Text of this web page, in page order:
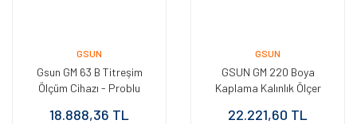
GSUN
Gsun GM 63 B Titreşim
Ölçüm Cihazı - Problu
18.888,36 TL
GSUN
GSUN GM 220 Boya
Kaplama Kalınlık Ölçer
22.221,60 TL